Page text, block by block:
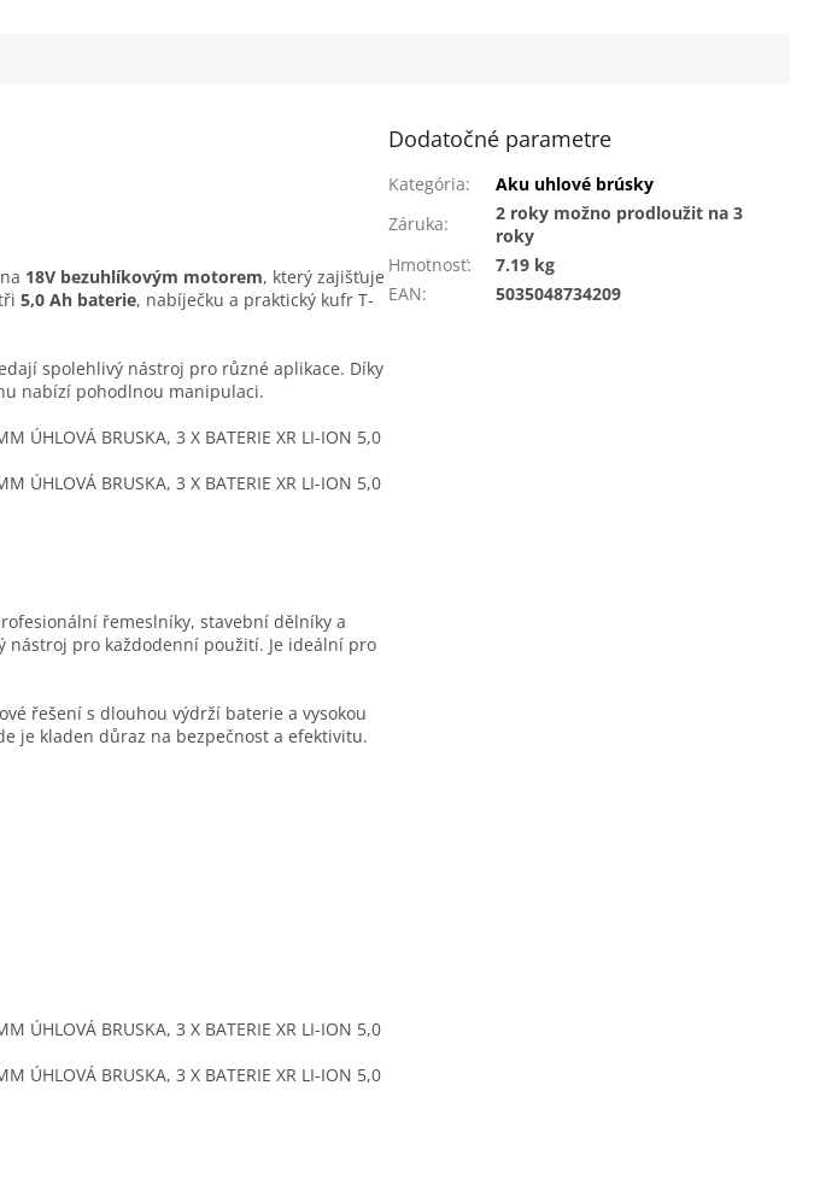
18V bezuhlíkovým motorem, který zajišťuje
5,0 Ah baterie, nabíječku a praktický kufr T-
spolehlivý nástroj pro různé aplikace. Díky
nabízí pohodlnou manipulaci.
řemeslníky, stavební dělníky a
nástroj pro každodenní použití. Je ideální pro
řešení s dlouhou výdrží baterie a vysokou
je kladen důraz na bezpečnost a efektivitu.
Dodatočné parametre
Kategória:
Aku uhlové brúsky
Záruka:
2 roky možno prodloužit na 3
roky
Hmotnosť:
7.19 kg
EAN: 5035048734209